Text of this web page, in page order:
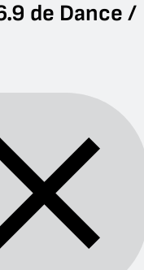
FM 106.9
FM 106.9
/ EDM
de Dance /